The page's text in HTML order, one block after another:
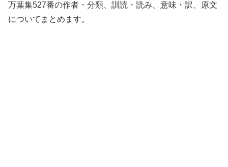
万葉集527番の作者・分類、訓読・読み、意味・訳、原文
についてまとめます。